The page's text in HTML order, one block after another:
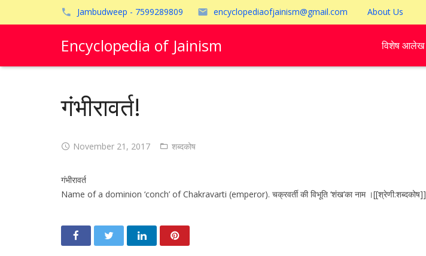
Jambudweep - 7599289809 encyclopediaofjainism@gmail.com About Us
Encyclopedia of Jainism विशेष आलेख
गंभीरावर्त!
November 21, 2017 शब्दकोष
गंभीरावर्त
Name of a dominion ‘conch’ of Chakravarti (emperor). चक्रवर्ती की विभूति ‘शंख’का नाम ।[[श्रेणी:शब्दकोष]]